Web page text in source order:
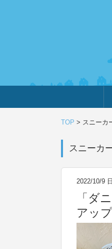
TOP > スニーカ
スニーカ
2022/10/9 日
「ダ
アップ